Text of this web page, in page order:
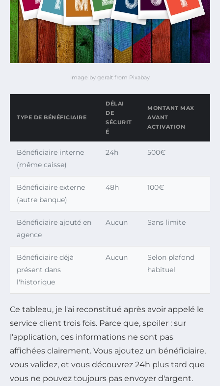
Image by geralt from Pixabay
TYPE DE BÉNÉFICIAIRE
DÉLAI
DE
SÉCURIT
É
MONTANT MAX
AVANT
ACTIVATION
Bénéficiaire interne
(même caisse)
24h 500€
Bénéficiaire externe
(autre banque)
48h 100€
Bénéficiaire ajouté en
agence
Aucun Sans limite
Bénéficiaire déjà
présent dans
l'historique
Aucun
Selon plafond
habituel
Ce tableau, je l'ai reconstitué après avoir appelé le
service client trois fois. Parce que, spoiler : sur
l'application, ces informations ne sont pas
affichées clairement. Vous ajoutez un bénéficiaire,
vous validez, et vous découvrez 24h plus tard que
vous ne pouvez toujours pas envoyer d'argent.